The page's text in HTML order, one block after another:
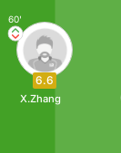
6.6
60'
X.Zhang